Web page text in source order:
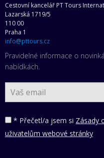
Cestovní kancelář PT Tours
Lazarská 1719/5
110 00
Praha 1
info@pttours.cz
Pravidelné informace o
nabídkách.
* Přečetl/a jsem si Zásady
uživatelům webové stránky